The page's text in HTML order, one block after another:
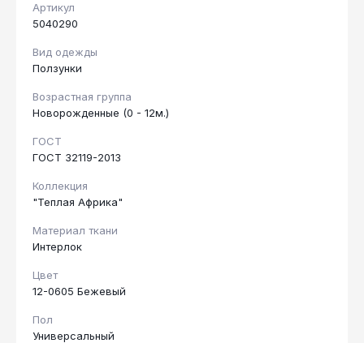
Артикул
5040290
Вид одежды
Ползунки
Возрастная группа
Новорожденные (0 - 12м.)
ГОСТ
ГОСТ 32119-2013
Коллекция
"Теплая Африка"
Материал ткани
Интерлок
Цвет
12-0605 Бежевый
Пол
Универсальный